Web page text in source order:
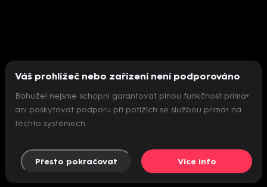
Nepodařilo se inicializovat přehrávač
Váš prohlížeč nebo zařízení není podporováno
Bohužel nejsme schopni garantovat plnou funkčnost prima+
ani poskytovat podporu při potížích se službou prima+ na
těchto systémech.
Přesto pokračovat Více info